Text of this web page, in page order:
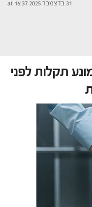
31 בדצמבר 2025 at 16:37
תקלות לפני